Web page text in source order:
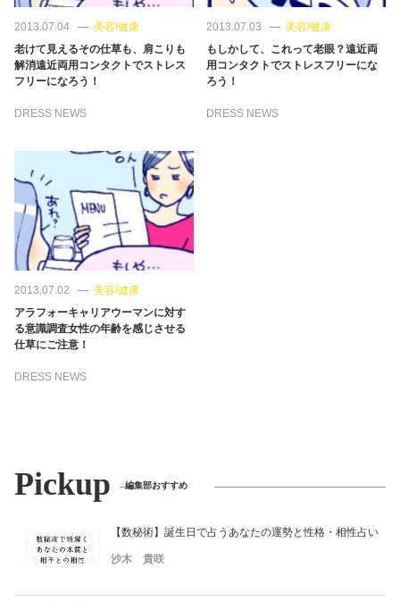
カルチャー/エンタメ
占い
性と愛
ゲーム
2013.07.04
美容/健康
老けて見えるその仕草も、肩こりも
解消遠近両用コンタクトでストレス
フリーになろう！
DRESS NEWS
2013.07.03
美容/健康
もしかして、これって老眼？遠近両
用コンタクトでストレスフリーにな
ろう！
DRESS NEWS
2013.07.02
美容/健康
アラフォーキャリアウーマンに対す
る意識調査女性の年齢を感じさせる
仕草にご注意！
DRESS NEWS
Pickup 編集部おすすめ
【数秘術】誕生日で占うあなたの運勢と性格・相性占い
沙木 貴咲